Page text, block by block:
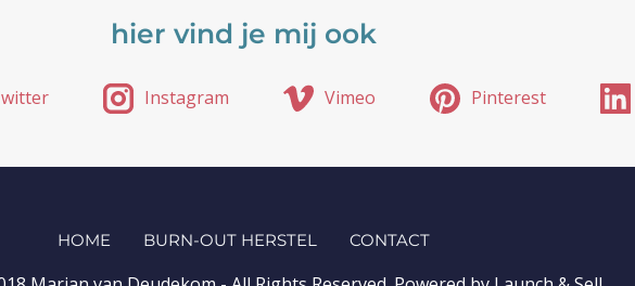
hier vind je mij ook
Instagram Vimeo Pinterest
HOME BURN-OUT HERSTEL CONTACT